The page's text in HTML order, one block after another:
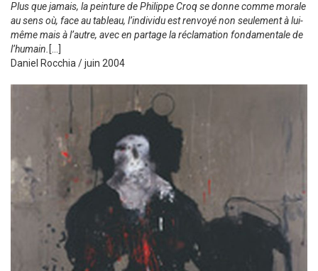
Plus que jamais, la peinture de Philippe Croq se donne comme morale
au sens où, face au tableau, l’individu est renvoyé non seulement à lui-
même mais à l’autre, avec en partage la réclamation fondamentale de
l’humain. […]
Daniel Rocchia / juin 2004